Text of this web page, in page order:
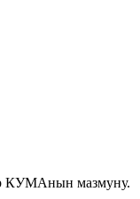
КУМАнын мазмуну.